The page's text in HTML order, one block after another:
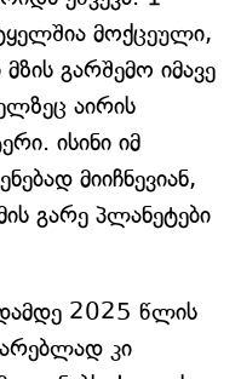
მოქცეული,
გარშემო იმავე
აირის
ისინი იმ
მიიჩნევიან,
გარე პლანეტები
2025 წლის
კი